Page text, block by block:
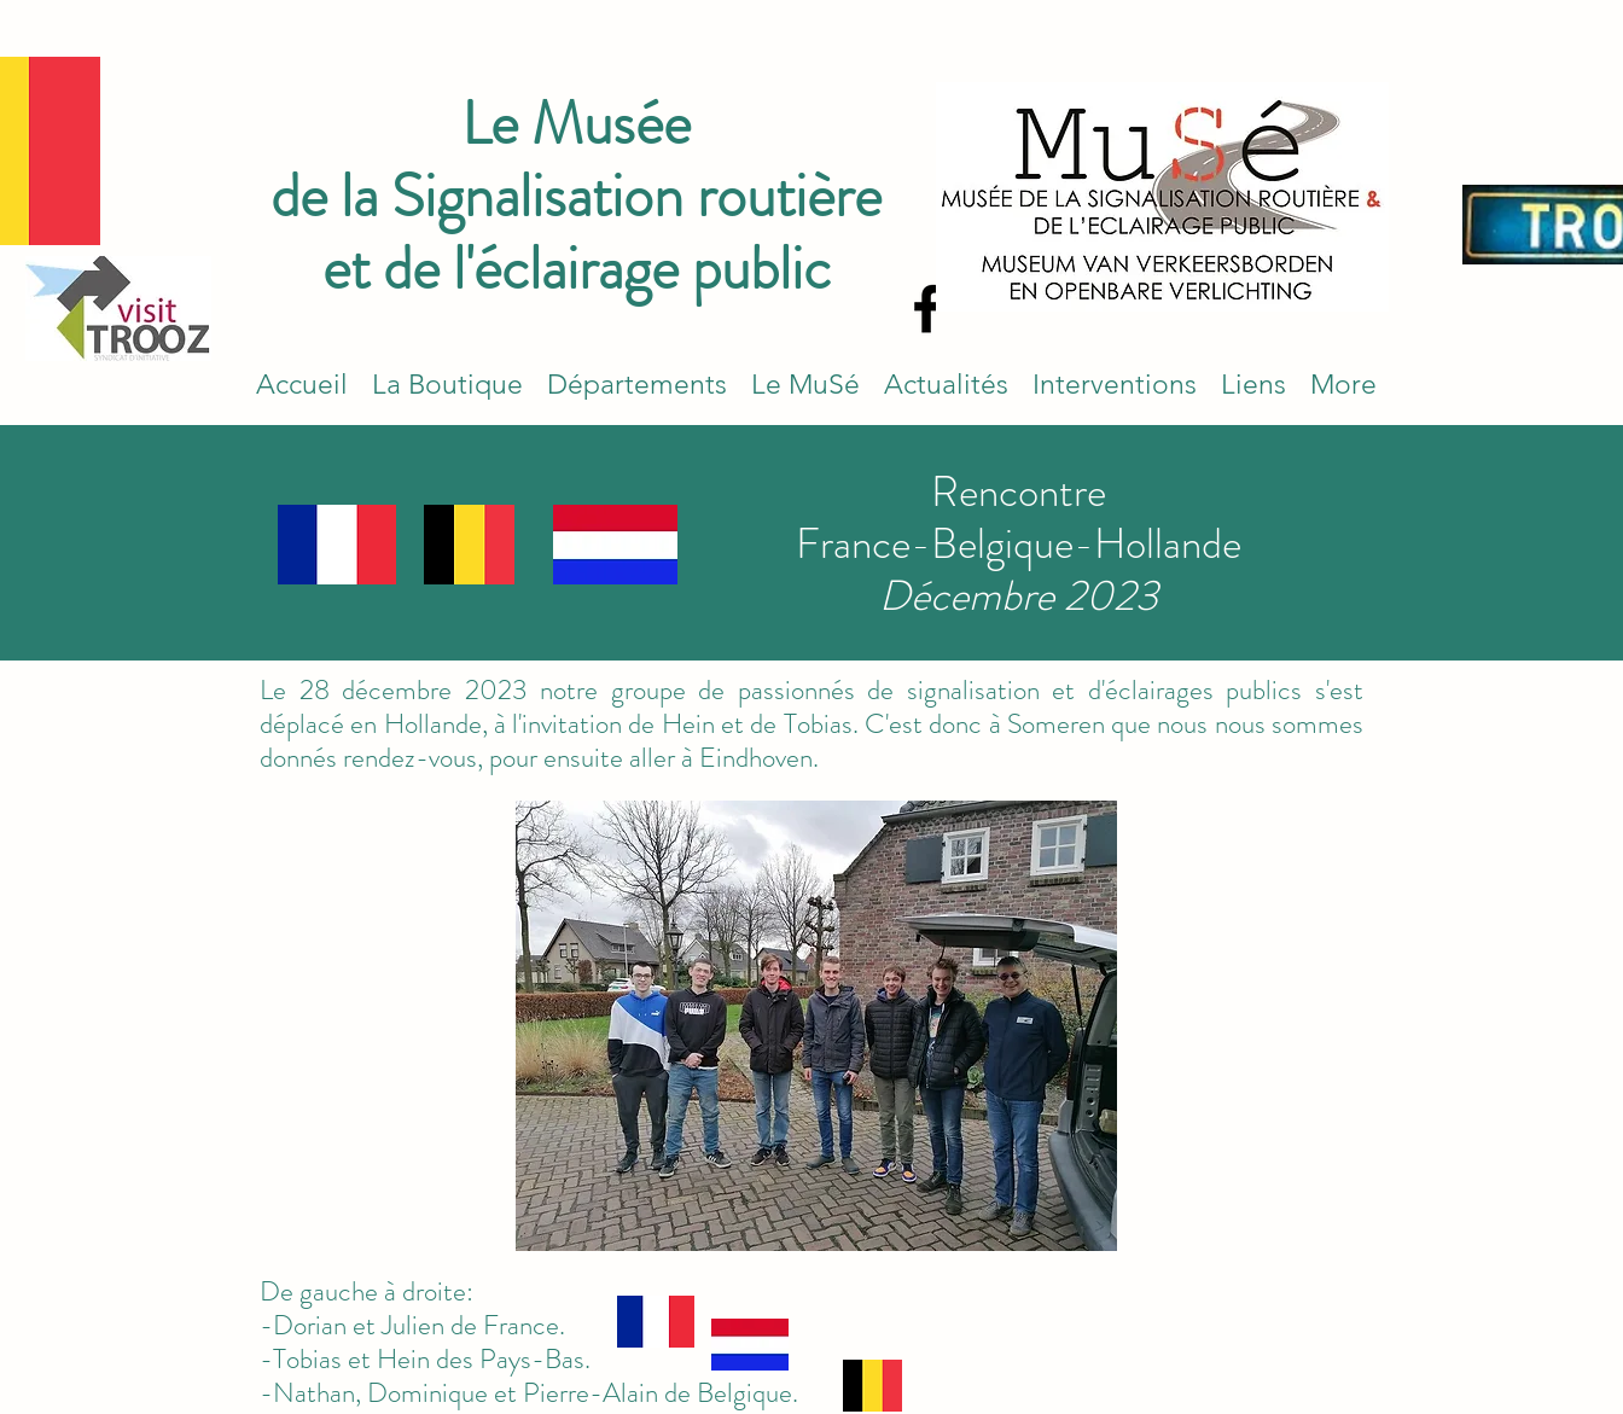
Le Musée
de la Signalisation routière
et de l'éclairage public
Accueil La Boutique Départements Le MuSé Actualités Interventions Liens More
Rencontre
France-Belgique-Hollande
Décembre 2023
Le 28 décembre 2023 notre groupe de passionnés de signalisation et d'éclairages publics s'est
déplacé en Hollande, à l'invitation de Hein et de Tobias. C'est donc à Someren que nous nous sommes
donnés rendez-vous, pour ensuite aller à Eindhoven.
De gauche à droite:
-Dorian et Julien de France.
-Tobias et Hein des Pays-Bas.
-Nathan, Dominique et Pierre-Alain de Belgique.